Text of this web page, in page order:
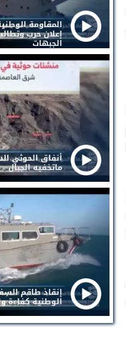
المقاومة
إعلان حرب
الجبهات
أنفاق الحوثي
ماتخفيه الجبال
إنقاذ طاقم
الوطنية كفاءة